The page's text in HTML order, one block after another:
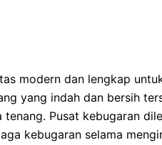
modern dan lengkap
yang indah dan bersih
Pusat kebugaran
kebugaran selama